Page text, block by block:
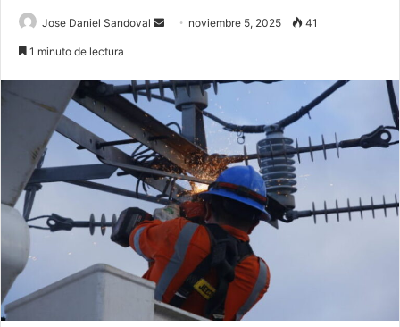
Jose Daniel Sandoval
Send noviembre 5, 2025 41
1 minuto de lectura